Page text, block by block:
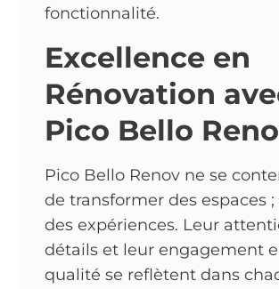
fonctionnalité.
Excellence en
Rénovation
Pico Bello
Pico Bello Renov ne se
de transformer des espaces
des expériences. Leur
détails et leur engagement
qualité se reflètent dans